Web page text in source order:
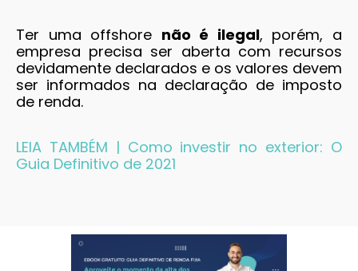
Ter uma offshore não é ilegal, porém, a
empresa precisa ser aberta com recursos
devidamente declarados e os valores devem
ser informados na declaração de imposto
de renda.
LEIA TAMBÉM | Como investir no exterior: O
Guia Definitivo de 2021